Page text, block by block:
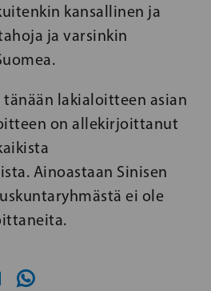
kansallinen ja
ja varsinkin
lakialoitteen asian
on allekirjoittanut
Ainoastaan Sinisen
ei ole